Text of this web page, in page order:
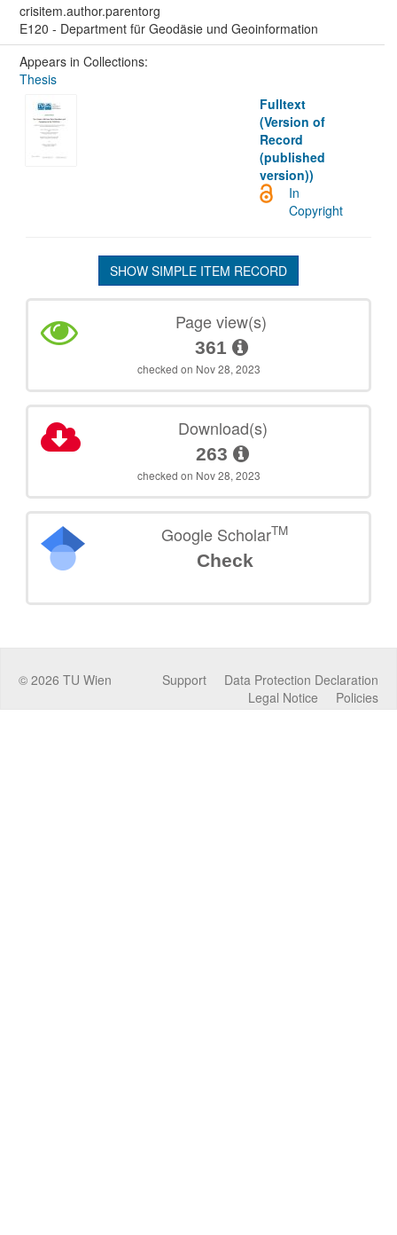
crisitem.author.parentorg
E120 - Department für Geodäsie und Geoinformation
Appears in Collections:
Thesis
Fulltext
(Version of
Record
(published
version))
In
Copyright
SHOW SIMPLE ITEM RECORD
Page view(s)
361
checked on Nov 28, 2023
Download(s)
263
checked on Nov 28, 2023
Google ScholarTM
Check
© 2026 TU Wien Data Protection Declaration
Support
Policies
Legal Notice